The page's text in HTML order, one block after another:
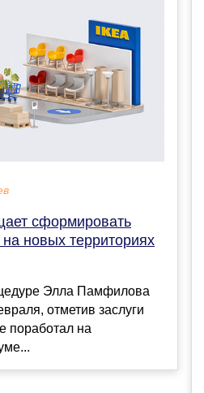
сформировать
на новых территориях
Элла Памфилова
отметив заслуги
поработал на